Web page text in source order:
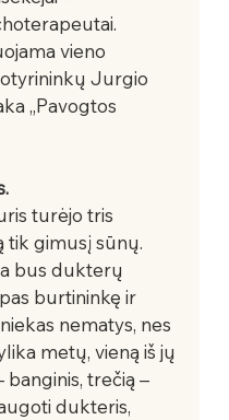
vieno
Jurgio
„Pavogtos
turėjo tris
tik gimusį sūnų.
bus dukterų
burtininkę ir
nematys, nes
metų, vieną iš jų
banginis, trečią –
dukteris,